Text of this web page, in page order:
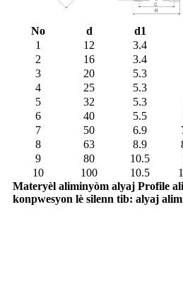
No d d1
1
12 3.4
2
16 3.4
3
20 5.3
4
25 5.3
5
32 5.3
6
40 5.5
7
50 6.9
8
63 8.9
9
80 10.5
10
100 10.5
Materyèl aliminyòm alyaj Profile
konpwesyon lè silenn tib: alyaj